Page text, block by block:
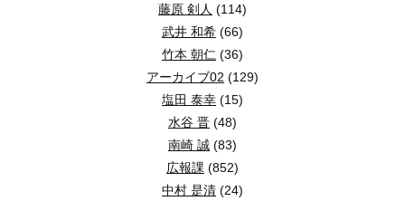
藤原 剣人 (114)
武井 和希 (66)
竹本 朝仁 (36)
アーカイブ02 (129)
塩田 泰幸 (15)
水谷 晋 (48)
南崎 誠 (83)
広報課 (852)
中村 是清 (24)